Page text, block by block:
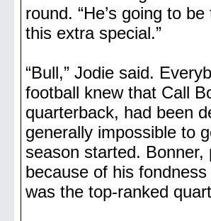
round. “He’s going to
this extra special.”
“Bull,” Jodie said.
football knew that Call
quarterback, had been
generally impossible to
season started. Bonner,
because of his
was the top-ranked